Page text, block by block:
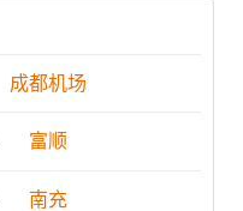
成都机场
富顺
南充